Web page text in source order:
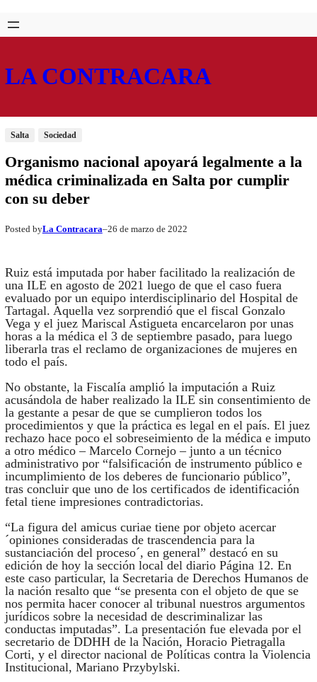
Saltar
al
Skip
to
LA CONTRACARA
Salta Sociedad
Organismo nacional apoyará legalmente a la
médica criminalizada en Salta por cumplir
con su deber
Posted byLa Contracara–26 de marzo de 2022
Ruiz está imputada por haber facilitado la realización de
una ILE en agosto de 2021 luego de que el caso fuera
evaluado por un equipo interdisciplinario del Hospital de
Tartagal. Aquella vez sorprendió que el fiscal Gonzalo
Vega y el juez Mariscal Astigueta encarcelaron por unas
horas a la médica el 3 de septiembre pasado, para luego
liberarla tras el reclamo de organizaciones de mujeres en
todo el país.
No obstante, la Fiscalía amplió la imputación a Ruiz
acusándola de haber realizado la ILE sin consentimiento de
la gestante a pesar de que se cumplieron todos los
procedimientos y que la práctica es legal en el país. El juez
rechazo hace poco el sobreseimiento de la médica e imputo
a otro médico – Marcelo Cornejo – junto a un técnico
administrativo por “falsificación de instrumento público e
incumplimiento de los deberes de funcionario público”,
tras concluir que uno de los certificados de identificación
fetal tiene impresiones contradictorias.
“La figura del amicus curiae tiene por objeto acercar
´opiniones consideradas de trascendencia para la
sustanciación del proceso´, en general” destacó en su
edición de hoy la sección local del diario Página 12. En
este caso particular, la Secretaria de Derechos Humanos de
la nación resalto que “se presenta con el objeto de que se
nos permita hacer conocer al tribunal nuestros argumentos
jurídicos sobre la necesidad de descriminalizar las
conductas imputadas”. La presentación fue elevada por el
secretario de DDHH de la Nación, Horacio Pietragalla
Corti, y el director nacional de Políticas contra la Violencia
Institucional, Mariano Przybylski.